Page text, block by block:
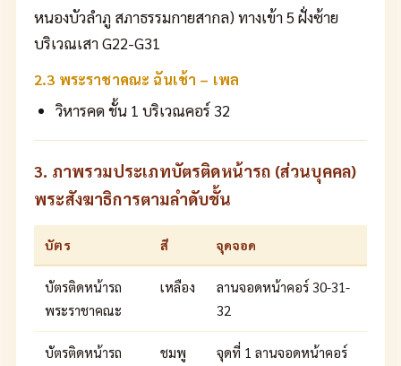
หนองบัวลำภู สภาธรรมกายสากล) ทางเข้า 5 ฝั่งซ้าย
บริเวณเสา G22-G31
2.3 พระราชาคณะ ฉันเช้า – เพล
วิหารคด ชั้น 1 บริเวณคอร์ 32
3. ภาพรวมประเภทบัตรติดหน้ารถ (ส่วนบุคคล)
พระสังฆาธิการตามลำดับชั้น
บัตร สี จุดจอด
บัตรติดหน้ารถ
พระราชาคณะ
เหลือง
ลานจอดหน้าคอร์ 30-31-
32
บัตรติดหน้ารถ
ชมพู
จุดที่ 1 ลานจอดหน้าคอร์